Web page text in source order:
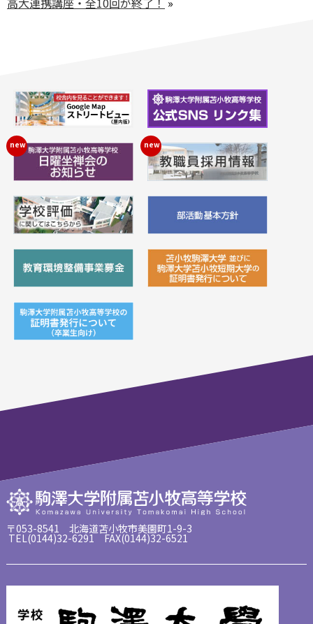
〒053-8541 北海道苫小牧市美園町1-9-3
TEL(0144)32-6291 FAX(0144)32-6521